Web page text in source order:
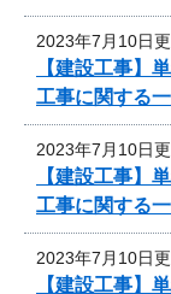
2023年7月10日
【建設工事】
工事に関する
2023年7月10日
【建設工事】
工事に関する
2023年7月10日
【建設工事】